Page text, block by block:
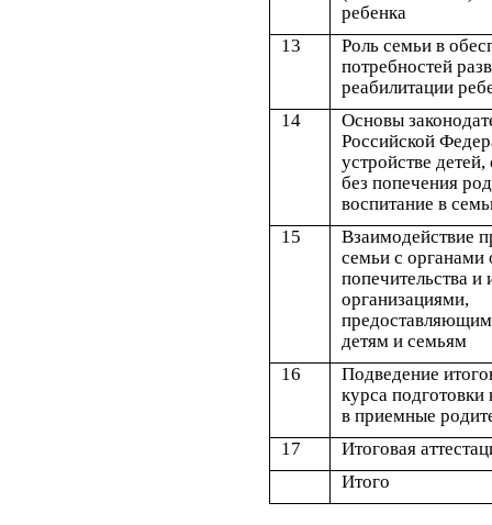
ребенка
13
Роль семьи в
потребностей
реабилитации
14
Основы
Российской
устройстве
без попечения
воспитание в
15
Взаимодействие
семьи с органами
попечительства
организациями,
детям и семьям
16
Подведение
курса подготовки
в приемные
17
Итоговая
Итого